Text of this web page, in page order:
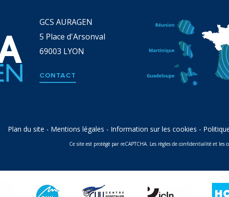
GCS AURAGEN
5 Place d'Arsonval
69003 LYON
CONTACT
Plan du site - Mentions légales - Information sur les cookies -
Ce site est protégé par reCAPTCHA. Les règles de confidentialitéet les